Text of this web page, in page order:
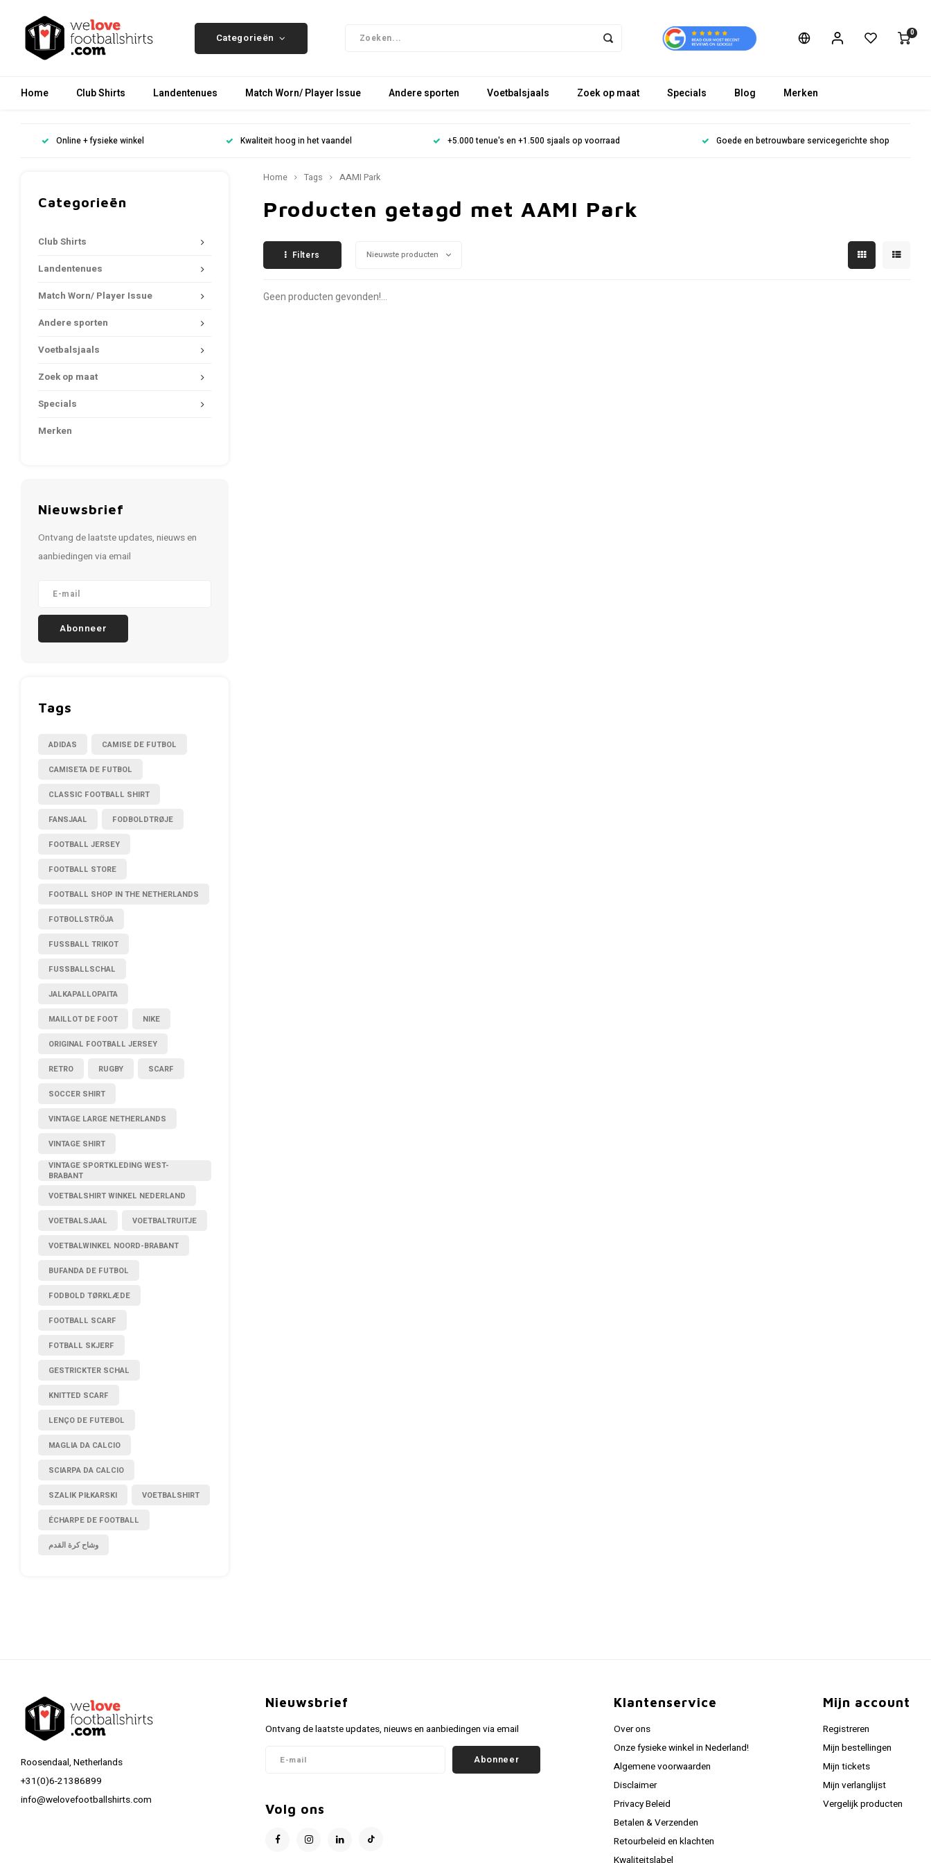
Categorieën 0
Home Club Shirts Landentenues Match Worn/ Player Issue Andere sporten Voetbalsjaals Zoek op maat Specials Blog Merken
Online + fysieke winkel Kwaliteit hoog in het vaandel +5.000 tenue's en +1.500 sjaals op voorraad Goede en betrouwbare servicegerichte shop
Categorieën
Club Shirts
Landentenues
Match Worn/ Player Issue
Andere sporten
Voetbalsjaals
Zoek op maat
Specials
Merken
Nieuwsbrief
Ontvang de laatste updates, nieuws en
aanbiedingen via email
Abonneer
Tags
ADIDAS CAMISE DE FUTBOL
CAMISETA DE FUTBOL
CLASSIC FOOTBALL SHIRT
FANSJAAL FODBOLDTRØJE
FOOTBALL JERSEY
FOOTBALL STORE
FOOTBALL SHOP IN THE NETHERLANDS
FOTBOLLSTRÖJA
FUSSBALL TRIKOT
FUSSBALLSCHAL
JALKAPALLOPAITA
MAILLOT DE FOOT NIKE
ORIGINAL FOOTBALL JERSEY
RETRO RUGBY SCARF
SOCCER SHIRT
VINTAGE LARGE NETHERLANDS
VINTAGE SHIRT
VINTAGE SPORTKLEDING WEST-
BRABANT
VOETBALSHIRT WINKEL NEDERLAND
VOETBALSJAAL VOETBALTRUITJE
VOETBALWINKEL NOORD-BRABANT
BUFANDA DE FUTBOL
FODBOLD TØRKLÆDE
FOOTBALL SCARF
FOTBALL SKJERF
GESTRICKTER SCHAL
KNITTED SCARF
LENÇO DE FUTEBOL
MAGLIA DA CALCIO
SCIARPA DA CALCIO
SZALIK PIŁKARSKI VOETBALSHIRT
ÉCHARPE DE FOOTBALL
وشاح كرة القدم
Home Tags AAMI Park
Producten getagd met AAMI Park
Filters Nieuwste producten
Geen producten gevonden!...
Roosendaal, Netherlands
+31(0)6-21386899
info@welovefootballshirts.com
Nieuwsbrief
Ontvang de laatste updates, nieuws en aanbiedingen via email
Abonneer
Volg ons
Klantenservice
Over ons
Onze fysieke winkel in Nederland!
Algemene voorwaarden
Disclaimer
Privacy Beleid
Betalen & Verzenden
Retourbeleid en klachten
Kwaliteitslabel
Mijn account
Registreren
Mijn bestellingen
Mijn tickets
Mijn verlanglijst
Vergelijk producten